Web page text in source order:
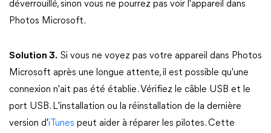
déverrouillé, sinon vous ne pourrez pas voir l'appareil dans
Photos Microsoft.
Solution 3. Si vous ne voyez pas votre appareil dans Photos
Microsoft après une longue attente, il est possible qu'une
connexion n'ait pas été établie. Vérifiez le câble USB et le
port USB. L'installation ou la réinstallation de la dernière
version d'iTunes peut aider à réparer les pilotes. Cette